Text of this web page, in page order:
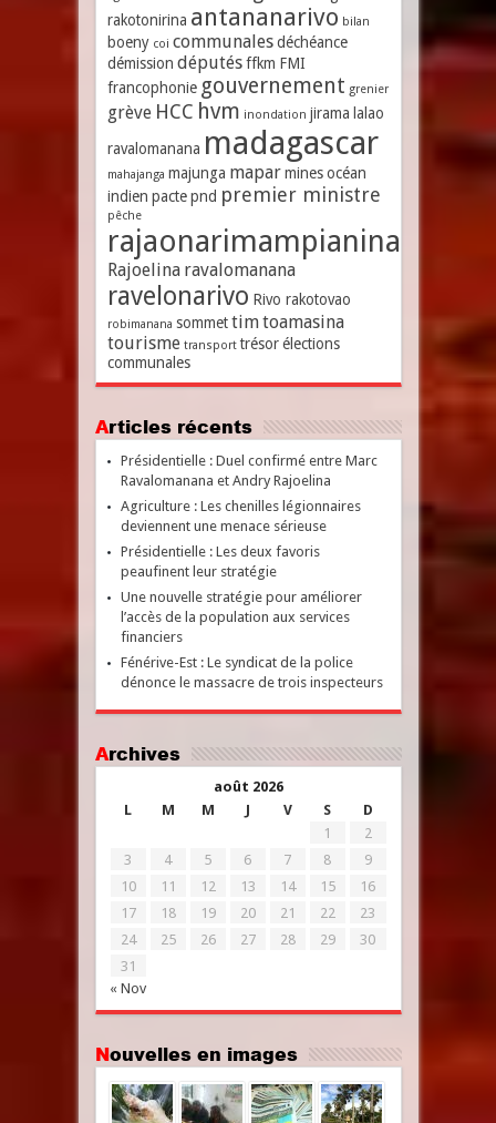
rakotonirina antananarivo bilan
boeny coi communales déchéance
démission députés ffkm FMI
francophonie gouvernement grenier
grève HCC hvm inondation jirama lalao
ravalomanana madagascar
mahajanga majunga mapar mines océan
indien pacte pnd premier ministre
pêche
rajaonarimampianina
Rajoelina ravalomanana
ravelonarivo Rivo rakotovao
robimanana sommet timtoamasina
tourisme transport trésor élections
communales
Articles récents
Présidentielle : Duel confirmé entre Marc
Ravalomanana et Andry Rajoelina
Agriculture : Les chenilles légionnaires
deviennent une menace sérieuse
Présidentielle : Les deux favoris
peaufinent leur stratégie
Une nouvelle stratégie pour améliorer
l’accès de la population aux services
financiers
Fénérive-Est : Le syndicat de la police
dénonce le massacre de trois inspecteurs
Archives
août 2026
L
M M J V S D
« Nov
1
2
3
4 5 6 7 8
9
10
11 12 13 14 15
16
17
18 19 20 21 22
23
24
25 26 27 28 29
30
31
Nouvelles en images